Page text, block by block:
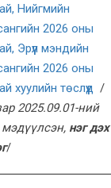
Нийгмийн
2026 оны
Эрүүл мэндийн
2026 оны
хуулийн төслүүд /
2025.09.01-ний
нэгдэх
/